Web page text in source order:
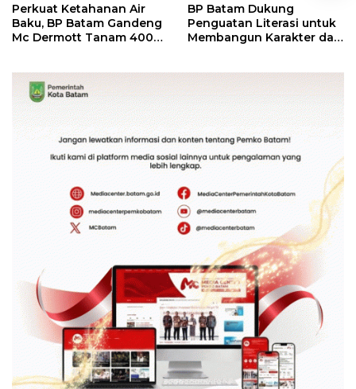
Perkuat Ketahanan Air
Baku, BP Batam Gandeng
Mc Dermott Tanam 400
BP Batam Dukung
Penguatan Literasi untuk
Membangun Karakter dan